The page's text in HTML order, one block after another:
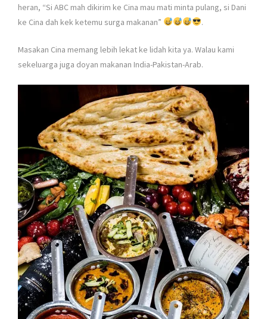
heran, “Si ABC mah dikirim ke Cina mau mati minta pulang, si Dani
ke Cina dah kek ketemu surga makanan”
.
Masakan Cina memang lebih lekat ke lidah kita ya. Walau kami
sekeluarga juga doyan makanan India-Pakistan-Arab.